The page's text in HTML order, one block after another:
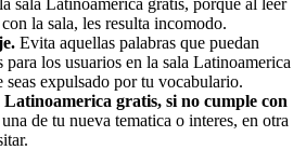
la sala, les resulta incomodo.
Evita aquellas palabras que puedan
para los usuarios en la sala Latinoamerica
seas expulsado por tu vocabulario.
gratis, si no cumple con
de tu nueva tematica o interes, en otra